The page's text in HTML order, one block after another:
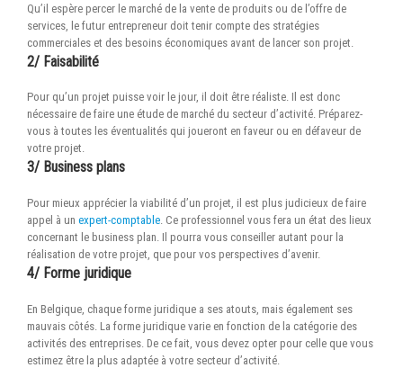
Qu’il espère percer le marché de la vente de produits ou de l’offre de
services, le futur entrepreneur doit tenir compte des stratégies
commerciales et des besoins économiques avant de lancer son projet.
2/ Faisabilité
Pour qu’un projet puisse voir le jour, il doit être réaliste. Il est donc
nécessaire de faire une étude de marché du secteur d’activité. Préparez-
vous à toutes les éventualités qui joueront en faveur ou en défaveur de
votre projet.
3/ Business plans
Pour mieux apprécier la viabilité d’un projet, il est plus judicieux de faire
appel à un expert-comptable. Ce professionnel vous fera un état des lieux
concernant le business plan. Il pourra vous conseiller autant pour la
réalisation de votre projet, que pour vos perspectives d’avenir.
4/ Forme juridique
En Belgique, chaque forme juridique a ses atouts, mais également ses
mauvais côtés. La forme juridique varie en fonction de la catégorie des
activités des entreprises. De ce fait, vous devez opter pour celle que vous
estimez être la plus adaptée à votre secteur d’activité.